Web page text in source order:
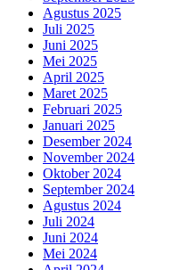
Agustus 2025
Juli 2025
Juni 2025
Mei 2025
April 2025
Maret 2025
Februari 2025
Januari 2025
Desember 2024
November 2024
Oktober 2024
September 2024
Agustus 2024
Juli 2024
Juni 2024
Mei 2024